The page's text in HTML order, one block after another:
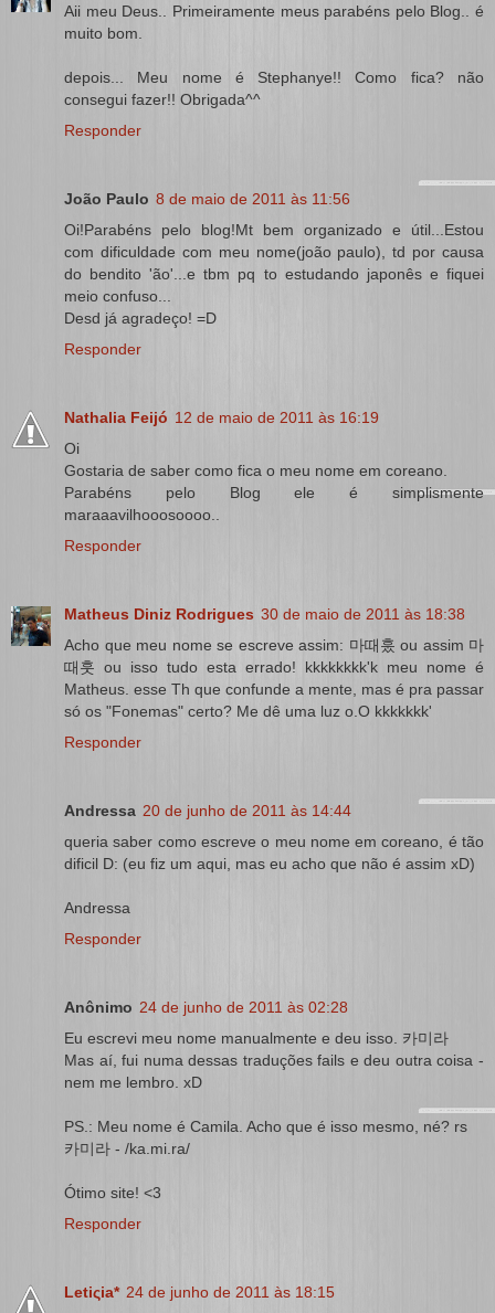
Aii meu Deus.. Primeiramente meus parabéns pelo Blog.. é
muito bom.
depois... Meu nome é Stephanye!! Como fica? não
consegui fazer!! Obrigada^^
Responder
João Paulo 8 de maio de 2011 às 11:56
Oi!Parabéns pelo blog!Mt bem organizado e útil...Estou
com dificuldade com meu nome(joão paulo), td por causa
do bendito 'ão'...e tbm pq to estudando japonês e fiquei
meio confuso...
Desd já agradeço! =D
Responder
Nathalia Feijó 12 de maio de 2011 às 16:19
Oi
Gostaria de saber como fica o meu nome em coreano.
Parabéns pelo Blog ele é simplismente
maraaavilhooosoooo..
Responder
Matheus Diniz Rodrigues 30 de maio de 2011 às 18:38
Acho que meu nome se escreve assim: 마때훘 ou assim 마
때훗 ou isso tudo esta errado! kkkkkkkk'k meu nome é
Matheus. esse Th que confunde a mente, mas é pra passar
só os "Fonemas" certo? Me dê uma luz o.O kkkkkkk'
Responder
Andressa 20 de junho de 2011 às 14:44
queria saber como escreve o meu nome em coreano, é tão
dificil D: (eu fiz um aqui, mas eu acho que não é assim xD)
Andressa
Responder
Anônimo 24 de junho de 2011 às 02:28
Eu escrevi meu nome manualmente e deu isso. 카미라
Mas aí, fui numa dessas traduções fails e deu outra coisa -
nem me lembro. xD
PS.: Meu nome é Camila. Acho que é isso mesmo, né? rs
카미라 - /ka.mi.ra/
Ótimo site! <3
Responder
Letiςia* 24 de junho de 2011 às 18:15